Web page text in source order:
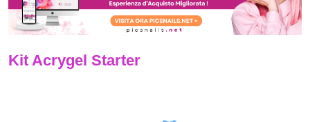
Kit Acrygel Starter